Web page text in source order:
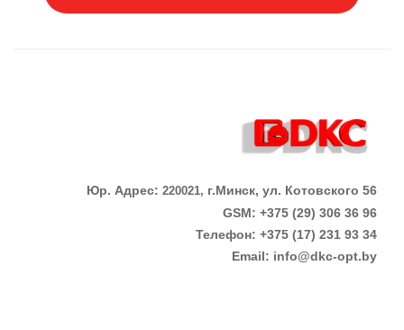
Юр. Адрес: 220021, г.Минск, ул. Котовского 56
GSM: +375 (29) 306 36 96
Телефон: +375 (17) 231 93 34
Email: info@dkc-opt.by